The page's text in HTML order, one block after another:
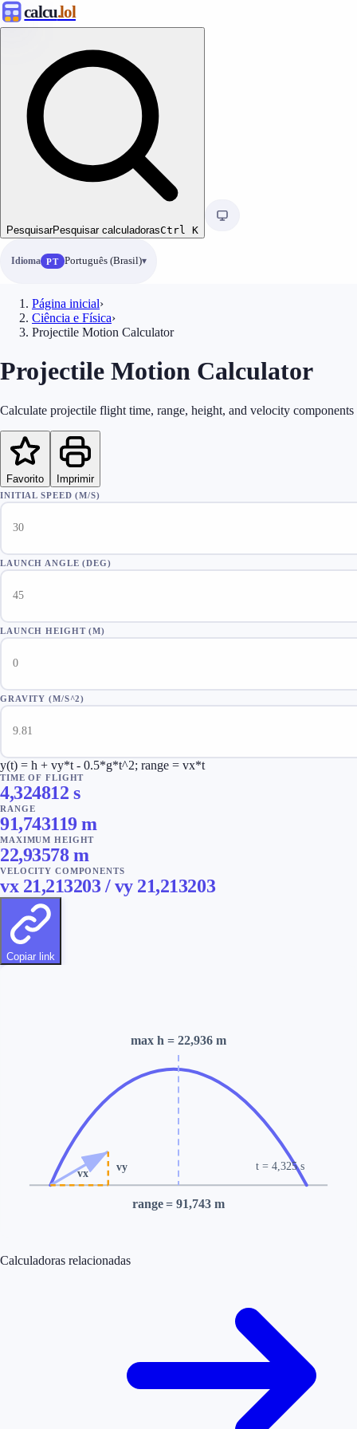
calcu.lol
PesquisarPesquisar calculadorasCtrl K
Idioma PT Português (Brasil)
Página inicial›
Ciência e Física›
Projectile Motion Calculator
Projectile Motion Calculator
Calculate projectile flight time, range, height, and velocity components
Favorito Imprimir
INITIAL SPEED (M/S)
LAUNCH ANGLE (DEG)
LAUNCH HEIGHT (M)
GRAVITY (M/S^2)
y(t) = h + vy*t - 0.5*g*t^2; range = vx*t
TIME OF FLIGHT
4,324812 s
RANGE
91,743119 m
MAXIMUM HEIGHT
22,93578m
VELOCITY COMPONENTS
vx 21,213203/ vy 21,213203
Copiar link
vx vy
max h = 22,936 m
range= 91,743 m
t = 4,325 s
Calculadoras relacionadas